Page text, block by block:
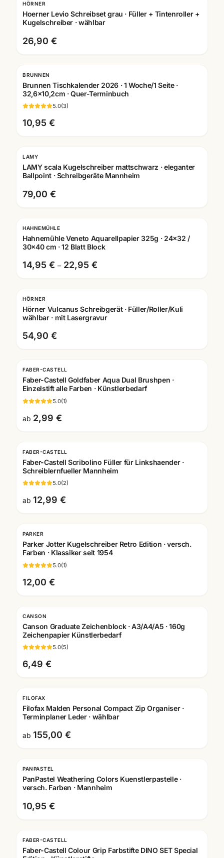
Gravur
HÖRNER
Hoerner Levio Schreibset grau · Füller + Tintenroller +
Kugelschreiber · wählbar
26,90 €
BRUNNEN
Brunnen Tischkalender 2026 · 1 Woche/1 Seite ·
32,6x10,2cm · Quer-Terminbuch
5.0(3)
10,95 €
Gravur
LAMY
LAMY scala Kugelschreiber mattschwarz · eleganter
Ballpoint · Schreibgeräte Mannheim
79,00 €
HAHNEMÜHLE
Hahnemühle Veneto Aquarellpapier 325g · 24x32 /
30x40 cm · 12 Blatt Block
14,95 € – 22,95 €
Gravur
HÖRNER
Hörner Vulcanus Schreibgerät · Füller/Roller/Kuli
wählbar · mit Lasergravur
54,90 €
FABER-CASTELL
Faber-Castell Goldfaber Aqua Dual Brushpen ·
Einzelstift alle Farben · Künstlerbedarf
5.0(1)
ab 2,99 €
FABER-CASTELL
Faber-Castell Scribolino Füller für Linkshaender ·
Schreiblernfueller Mannheim
5.0(2)
ab 12,99 €
Gravur
PARKER
Parker Jotter Kugelschreiber Retro Edition · versch.
Farben · Klassiker seit 1954
5.0(1)
12,00 €
CANSON
Canson Graduate Zeichenblock · A3/A4/A5 · 160g
Zeichenpapier Künstlerbedarf
5.0(5)
6,49 €
FILOFAX
Filofax Malden Personal Compact Zip Organiser ·
Terminplaner Leder · wählbar
ab 155,00 €
PANPASTEL
PanPastel Weathering Colors Kuenstlerpastelle ·
versch. Farben · Mannheim
10,95 €
FABER-CASTELL
Faber-Castell Colour Grip Farbstifte DINO SET Special